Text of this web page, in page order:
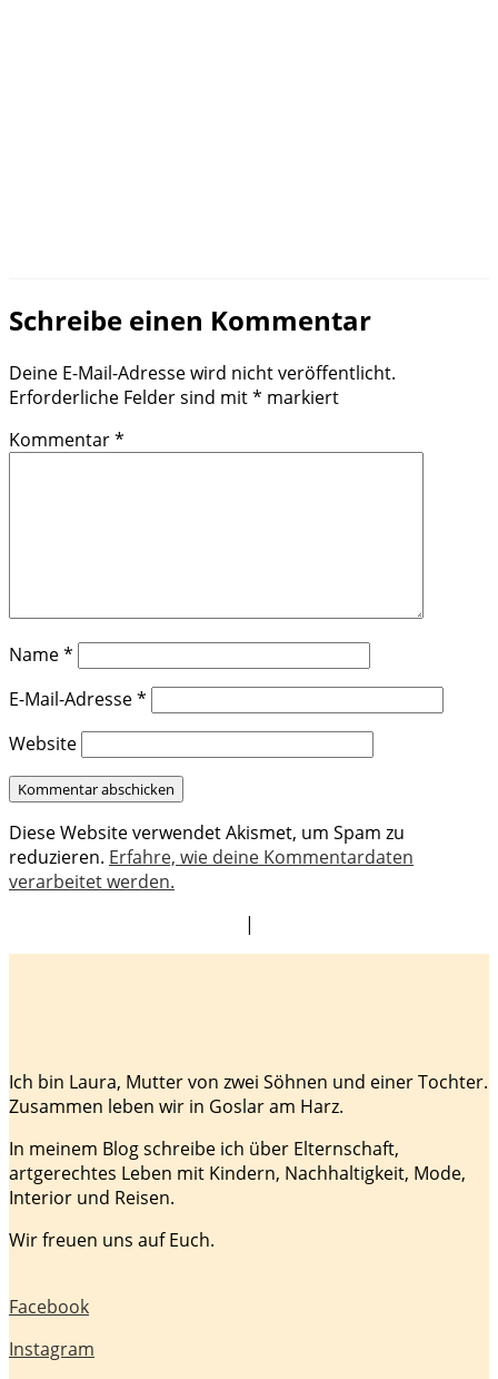
Schreibe einen Kommentar
Deine E-Mail-Adresse wird nicht veröffentlicht.
Erforderliche Felder sind mit* markiert
Kommentar*
Name*
E-Mail-Adresse*
Website
Diese Website verwendet Akismet, um Spam zu
reduzieren. Erfahre, wie deine Kommentardaten
verarbeitet werden.
|
Ich bin Laura, Mutter von zwei Söhnen und einer Tochter.
Zusammen leben wir in Goslar am Harz.
In meinem Blog schreibe ich über Elternschaft,
artgerechtes Leben mit Kindern, Nachhaltigkeit, Mode,
Interior und Reisen.
Wir freuen uns auf Euch.
Facebook
Instagram